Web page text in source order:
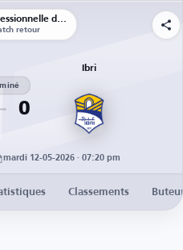
Ligue professionnelle d’Oman
retour
0
Ibri
mardi 12-05-2026 · 07:20 pm
Classements